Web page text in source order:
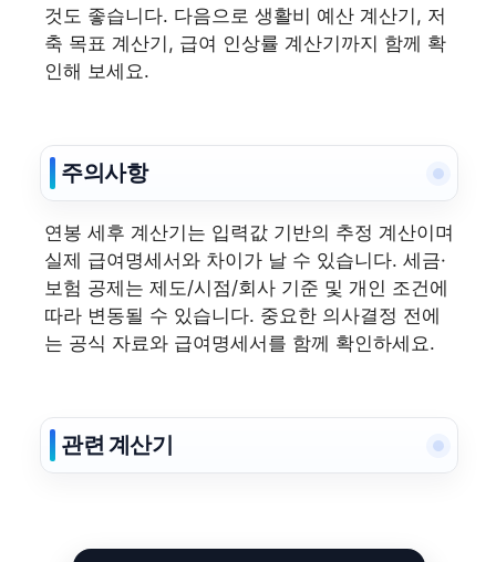
것도 좋습니다. 다음으로 생활비 예산 계산기, 저
축 목표 계산기, 급여 인상률 계산기까지 함께 확
인해 보세요.
주의사항
연봉 세후 계산기는 입력값 기반의 추정 계산이며
실제 급여명세서와 차이가 날 수 있습니다. 세금·
보험 공제는 제도/시점/회사 기준 및 개인 조건에
따라 변동될 수 있습니다. 중요한 의사결정 전에
는 공식 자료와 급여명세서를 함께 확인하세요.
관련 계산기